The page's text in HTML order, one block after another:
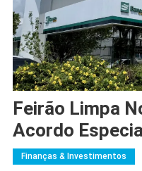
Feirão Limpa
Acordo
Finanças & Investimentos